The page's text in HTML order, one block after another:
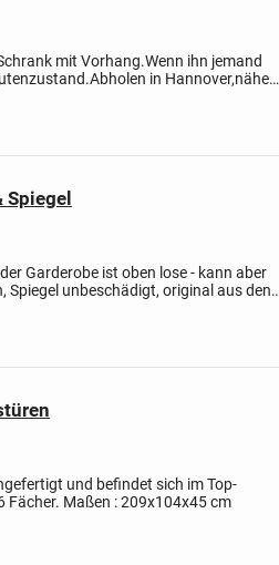
mit Vorhang.Wenn ihn jemand
zustand.Abholen in Hannover,nähe
Garderobe ist oben lose - kann aber
Spiegel unbeschädigt, original aus den
-...
und befindet sich im Top-
Fächer. Maßen : 209x104x45 cm